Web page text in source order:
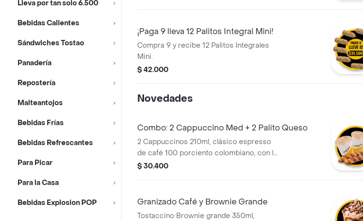
Lleva por tan solo 6.500
Bebidas Calientes
Sándwiches Tostao
Panadería
Repostería
Malteantojos
Bebidas Frías
Bebidas Refrescantes
Para Picar
Para la Casa
Bebidas Explosion POP
¡Paga 9 lleva 12 Palitos Integral Mini!
Compra 9 y recibe 12 Palitos Integrales
Mini.
$ 42.000
Novedades
Combo: 2 Cappuccino Med + 2 Palito Queso
2 Cappuccinos 210ml, clásico espresso
de café 100 porciento colombiano, con la
proporción perfecta de leche vaporizada
hechos a partir de masa de hojaldre con
$ 30.400
Granizado Café y Brownie Grande
Tostaccino Brownie grande 350ml,